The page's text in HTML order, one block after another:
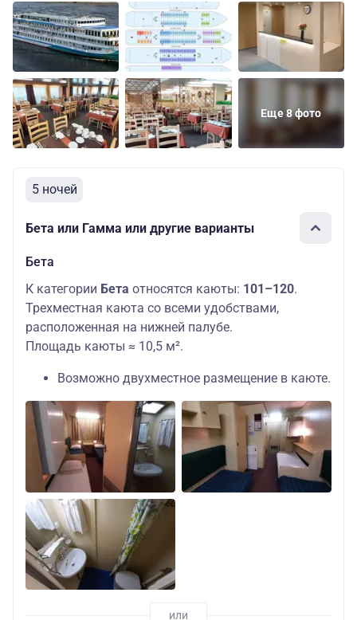
Еще 8 фото
5 ночей
Бета или Гамма или другие варианты
Бета
К категории Бета относятся каюты: 101–120.
Трехместная каюта со всеми удобствами,
расположенная на нижней палубе.
Площадь каюты ≈ 10,5 м².
Возможно двухместное размещение в каюте.